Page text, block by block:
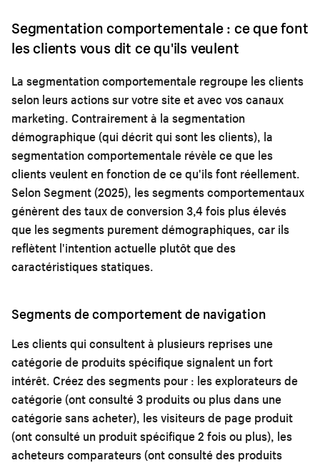
Segmentation comportementale : ce que font
les clients vous dit ce qu'ils veulent
La segmentation comportementale regroupe les clients
selon leurs actions sur votre site et avec vos canaux
marketing. Contrairement à la segmentation
démographique (qui décrit qui sont les clients), la
segmentation comportementale révèle ce que les
clients veulent en fonction de ce qu'ils font réellement.
Selon Segment (2025), les segments comportementaux
génèrent des taux de conversion 3,4 fois plus élevés
que les segments purement démographiques, car ils
reflètent l'intention actuelle plutôt que des
caractéristiques statiques.
Segments de comportement de navigation
Les clients qui consultent à plusieurs reprises une
catégorie de produits spécifique signalent un fort
intérêt. Créez des segments pour : les explorateurs de
catégorie (ont consulté 3 produits ou plus dans une
catégorie sans acheter), les visiteurs de page produit
(ont consulté un produit spécifique 2 fois ou plus), les
acheteurs comparateurs (ont consulté des produits